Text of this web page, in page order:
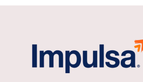
Negócio Raiz